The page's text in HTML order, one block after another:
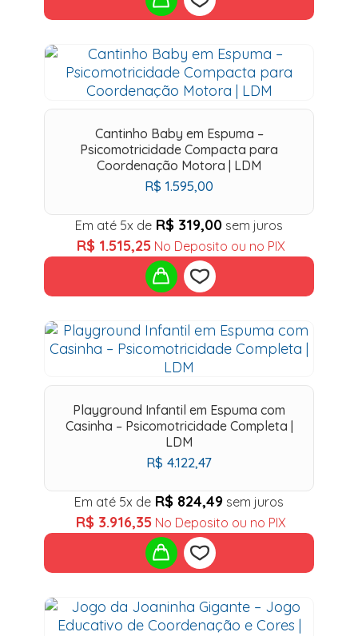
Add
to
wishlist
Cantinho Baby em Espuma –
Psicomotricidade Compacta para
Coordenação Motora | LDM
R$ 1.595,00
Em até 5x de R$ 319,00 sem juros
R$ 1.515,25 No Deposito ou no PIX
Add
to
wishlist
Playground Infantil em Espuma com
Casinha – Psicomotricidade Completa |
LDM
R$ 4.122,47
Em até 5x de R$ 824,49 sem juros
R$ 3.916,35 No Deposito ou no PIX
Add